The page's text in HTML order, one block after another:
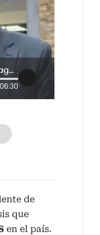
¿Daniel Quintero politizará la Supersalud? Andrés Forero y Alfredo Mondragón debaten
06:30
de
que
en el país.